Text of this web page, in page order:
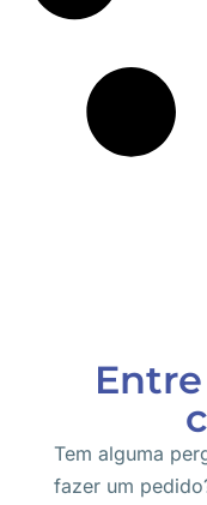
Tem alguma
fazer um